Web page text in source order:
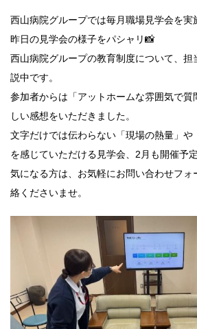
西山病院グループでは毎月職場見学会を実
昨日の見学会の様子をパシャリ📸
西山病院グループの教育制度について、担
説中です。
参加者からは「アットホームな雰囲気で質
しい感想をいただきました。
文字だけでは伝わらない「現場の熱量」や
を感じていただける見学会、2月も開催予定
気になる方は、お気軽にお問い合わせフォ
絡くださいませ。